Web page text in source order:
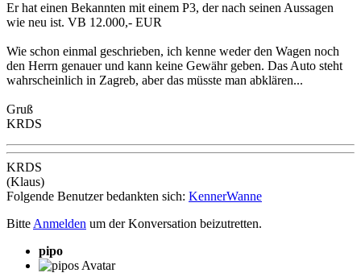
Er hat einen Bekannten mit einem P3, der nach seinen Aussagen
wie neu ist. VB 12.000,- EUR
Wie schon einmal geschrieben, ich kenne weder den Wagen noch
den Herrn genauer und kann keine Gewähr geben. Das Auto steht
wahrscheinlich in Zagreb, aber das müsste man abklären...
Gruß
KRDS
KRDS
(Klaus)
Folgende Benutzer bedankten sich: KennerWanne
Bitte Anmelden um der Konversation beizutretten.
pipo